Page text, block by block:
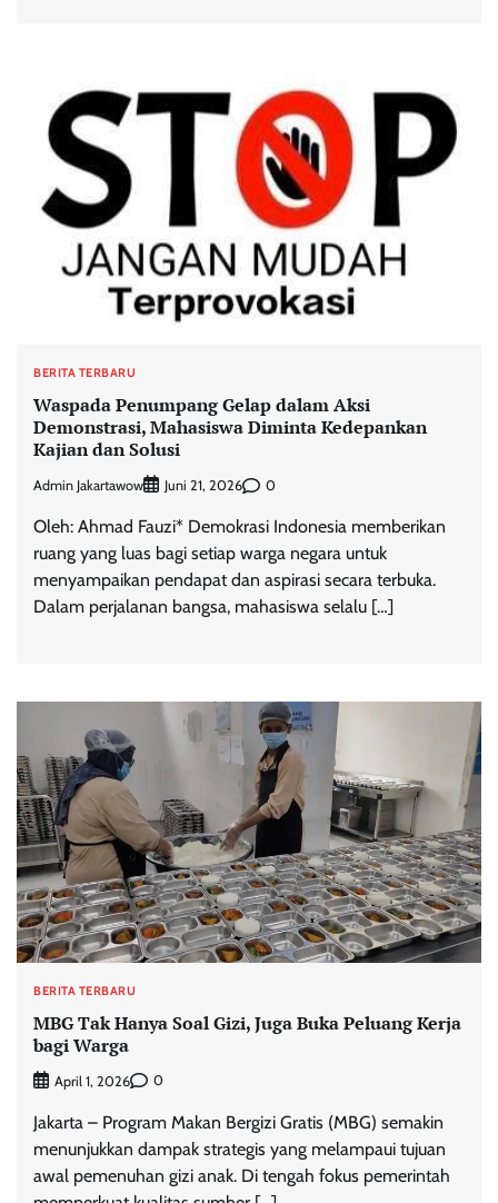
BERITA TERBARU
Waspada Penumpang Gelap dalam Aksi
Demonstrasi, Mahasiswa Diminta Kedepankan
Kajian dan Solusi
Admin Jakartawow Juni 21, 2026 0
Oleh: Ahmad Fauzi* Demokrasi Indonesia memberikan
ruang yang luas bagi setiap warga negara untuk
menyampaikan pendapat dan aspirasi secara terbuka.
Dalam perjalanan bangsa, mahasiswa selalu […]
BERITA TERBARU
MBG Tak Hanya Soal Gizi, Juga Buka Peluang Kerja
bagi Warga
April 1, 2026 0
Jakarta – Program Makan Bergizi Gratis (MBG) semakin
menunjukkan dampak strategis yang melampaui tujuan
awal pemenuhan gizi anak. Di tengah fokus pemerintah